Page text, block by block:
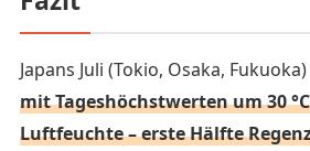
Japans Juli (Tokio, Osaka,
mit Tageshöchstwerten um 30
Luftfeuchte – erste Hälfte